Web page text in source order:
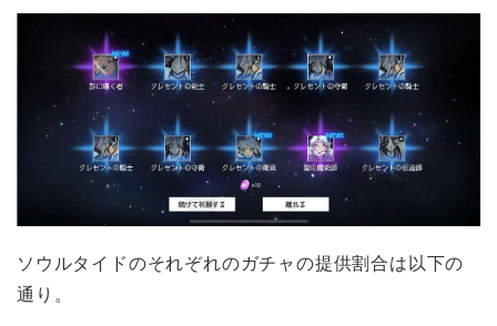
ソウルタイドのそれぞれのガチャの提供割合は以下の
通り。